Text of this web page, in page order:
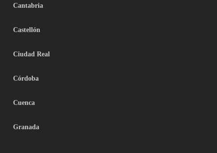
Cantabria
Castellón
Ciudad Real
Córdoba
Cuenca
Granada